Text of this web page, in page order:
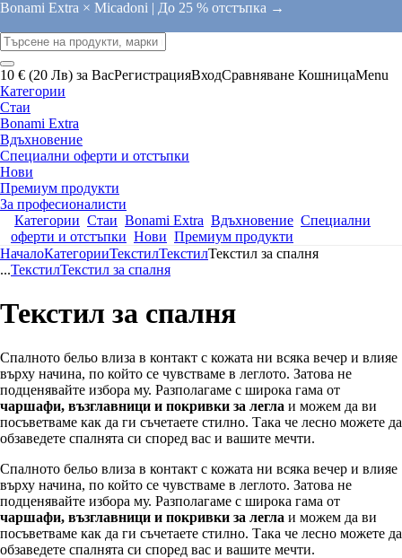
Bonami Extra × Micadoni | До 25 % отстъпка →
10 € (20 Лв) за ВасРегистрацияВходСравняване КошницаMenu
Категории
Стаи
Bonami Extra
Вдъхновение
Специални оферти и отстъпки
Нови
Премиум продукти
За професионалисти
Категории Стаи Bonami Extra Вдъхновение Специални
оферти и отстъпки Нови Премиум продукти
НачалоКатегорииТекстилТекстилТекстил за спалня
...ТекстилТекстил за спалня
Текстил за спалня
Спалното бельо влиза в контакт с кожата ни всяка вечер и влияе
върху начина, по който се чувстваме в леглото. Затова не
подценявайте избора му. Разполагаме с широка гама от
чаршафи, възглавници и покривки за легла и можем да ви
посъветваме как да ги съчетаете стилно. Така че лесно можете да
обзаведете спалнята си според вас и вашите мечти.
Спалното бельо влиза в контакт с кожата ни всяка вечер и влияе
върху начина, по който се чувстваме в леглото. Затова не
подценявайте избора му. Разполагаме с широка гама от
чаршафи, възглавници и покривки за легла и можем да ви
посъветваме как да ги съчетаете стилно. Така че лесно можете да
обзаведете спалнята си според вас и вашите мечти.